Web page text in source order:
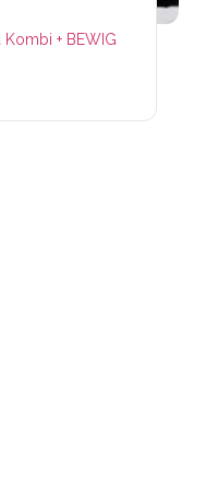
+ BEWIG